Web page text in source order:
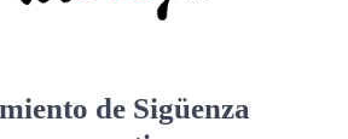
de Sigüenza